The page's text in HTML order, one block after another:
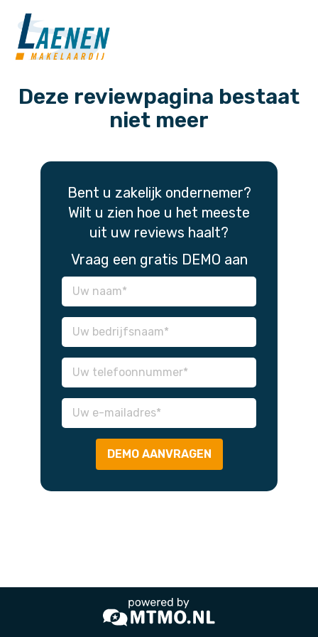
Deze reviewpagina bestaat
niet meer
Bent u zakelijk ondernemer?
Wilt u zien hoe u het meeste
uit uw reviews haalt?
Vraag een gratis DEMO aan